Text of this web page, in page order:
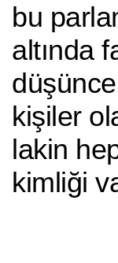
bu
altında
kişiler
lakin
kimliği